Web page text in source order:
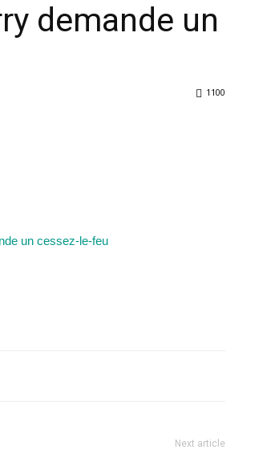
demande un
1100
un cessez-le-feu
Next article